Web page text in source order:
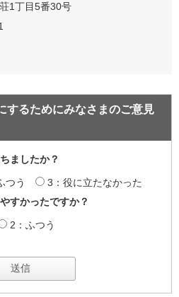
1丁目5番30号
するためにみなさまのご意見
ましたか？
つう
3：役に立たなかった
すかったですか？
2：ふつう